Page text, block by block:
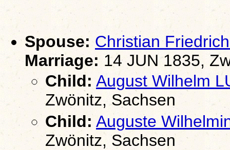
Spouse: Christian
Marriage: 14 JUN 1835,
Child: August Wilhelm
Zwönitz, Sachsen
Child:Auguste
Zwönitz, Sachsen